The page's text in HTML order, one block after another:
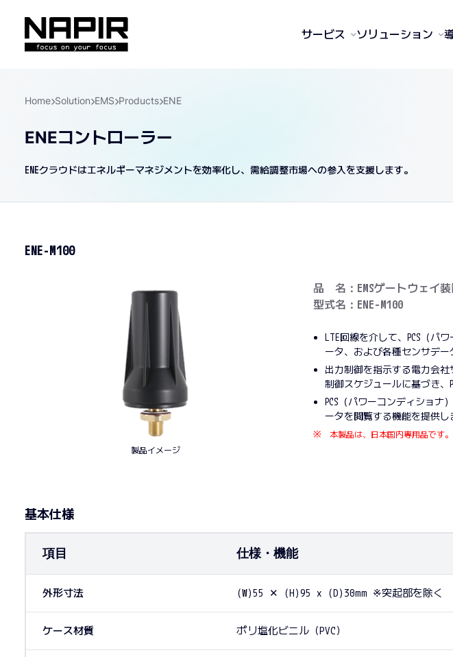
サービス ソリューション
Home Solution EMS Products ENE
ENEコントローラー
ENEクラウドはエネルギーマネジメントを効率化し、需給調整市場への参入を支援します。
ENE-M100
製品イメージ
品 名：EMSゲートウェイ装
型式名：ENE-M100
LTE回線を介して、PCS（パ
ータ、および各種センサデー
出力制御を指示する電力会
制御スケジュールに基づき、
PCS（パワーコンディショナ
ータを閲覧する機能を提供し
※ 本製品は、日本国内専用品です。
基本仕様
項目 仕様・機能
外形寸法 (W)55 ✕ (H)95 x (D)30mm ※突起部を除く
ケース材質 ポリ塩化ビニル（PVC）